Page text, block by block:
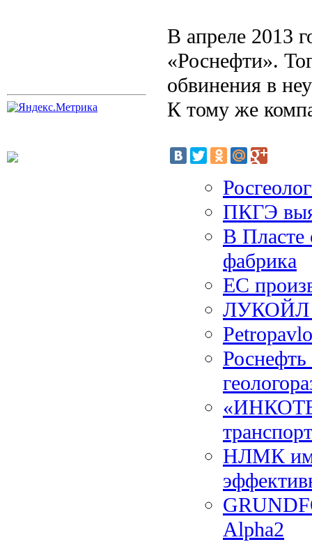
В апреле 2013
«Роснефти».
обвинения в
К тому же
ПКГЭ
В Пласте
фабрика
ЕС
ЛУКОЙЛ
Роснефть
НЛМК
Alpha2